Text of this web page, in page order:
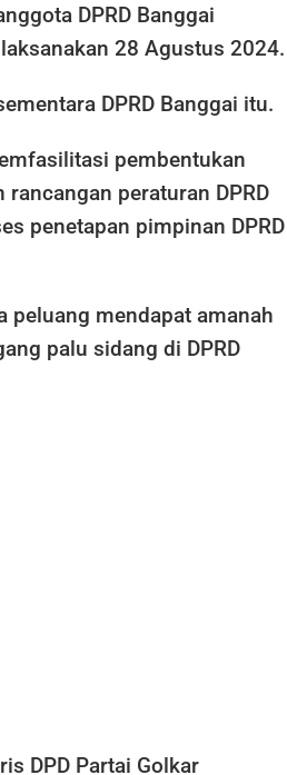
DPRD Banggai
28 Agustus 2024.
DPRD Banggai itu.
pembentukan
peraturan DPRD
penetapan pimpinan DPRD
peluang mendapat amanah
palu sidang di DPRD
DPD Partai Golkar